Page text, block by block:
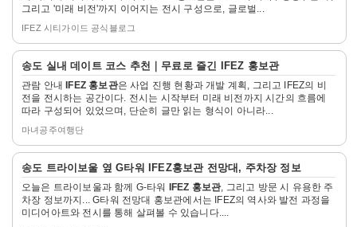
그리고 '미래 비전'까지 이어지는 전시 구성으로, 글로벌...
IFEZ 시티가이드 공식블로그
송도 실내 데이트 코스 추천｜무료로 즐긴 IFEZ 홍보관
관람 안내 IFEZ 홍보관은 사업 진행 현황과 개발 계획, 그리고 IFEZ의 비
전을 전시하는 공간이다. 전시는 시작부터 미래 비전까지 시간의 흐름에
따라 구성되어 있었으며, 단순히 글만 읽는 형식이 아니라...
마녀공주여행단
자
기
송도 트라이보울 옆 G타워 IFEZ홍보관전망대, 주차장 정보
오늘은 트라이보울과 함께 G-타워 IFEZ 홍보관, 그리고 방문 시 유용한 주
차장 정보까지... G타워 전망대 홍보관에서는 IFEZ의 역사와 발전 과정을
미디어아트와 전시를 통해 살펴볼 수 있습니다....
자